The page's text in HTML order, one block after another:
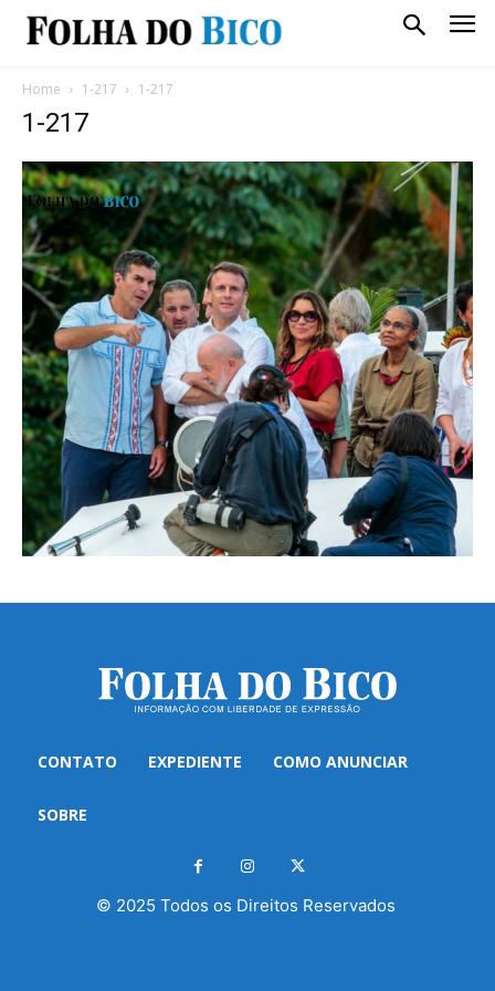
Home 1-217 1-217
1-217
CONTATO EXPEDIENTE COMO ANUNCIAR
SOBRE
© 2025 Todos os Direitos Reservados